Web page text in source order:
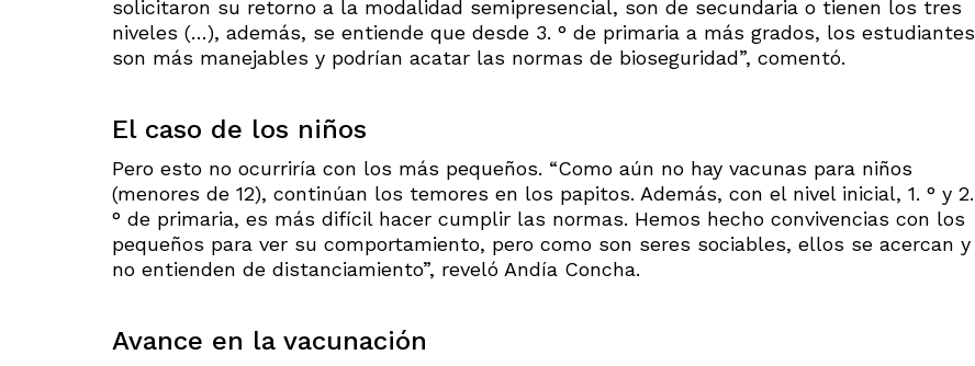
solicitaron su retorno a la modalidad semipresencial, son de secundaria o tienen los tres
niveles (…), además, se entiende que desde 3. ° de primaria a más grados, los estudiantes
son más manejables y podrían acatar las normas de bioseguridad”, comentó.
El caso de los niños
Pero esto no ocurriría con los más pequeños. “Como aún no hay vacunas para niños
(menores de 12), continúan los temores en los papitos. Además, con el nivel inicial, 1. ° y 2.
° de primaria, es más difícil hacer cumplir las normas. Hemos hecho convivencias con los
pequeños para ver su comportamiento, pero como son seres sociables, ellos se acercan y
no entienden de distanciamiento”, reveló Andía Concha.
Avance en la vacunación